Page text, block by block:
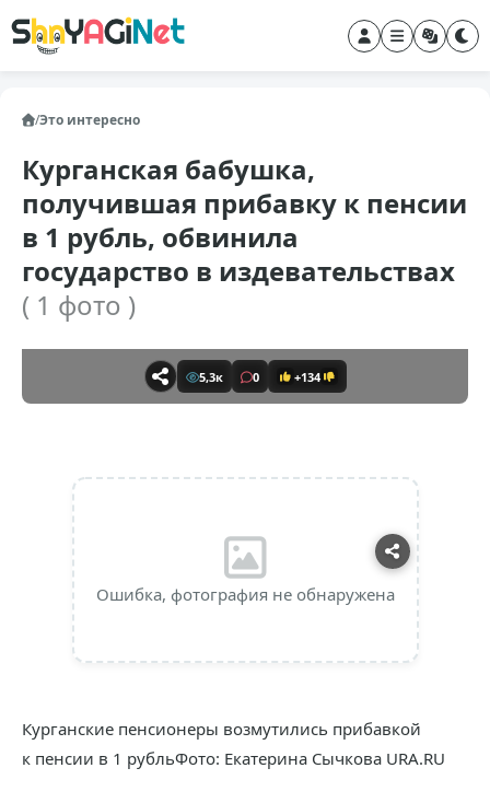
/Это интересно
Курганская бабушка,
получившая прибавку к пенсии
в 1 рубль, обвинила
государство в издевательствах
( 1 фото )
5,3к 0 +134
Ошибка, фотография не обнаружена
Курганские пенсионеры возмутились прибавкой
к пенсии в 1 рубльФото: Екатерина Сычкова URA.RU